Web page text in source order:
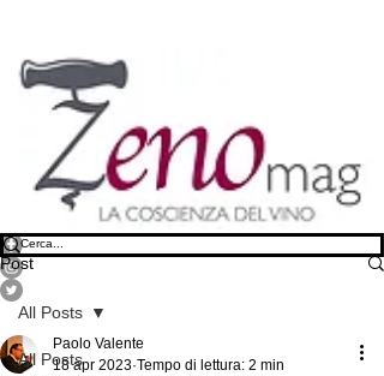
Post
All Posts
All Posts
Paolo Valente
18 apr 2023 Tempo di lettura: 2 min